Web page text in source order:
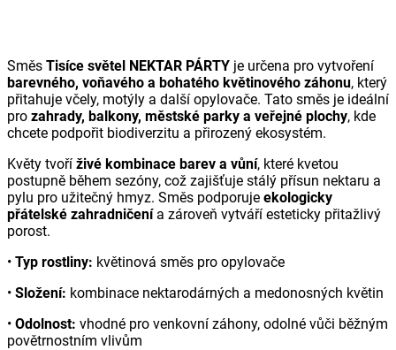
Směs Tisíce světel NEKTAR PÁRTY je určena pro vytvoření
barevného, voňavého a bohatého květinového záhonu, který
přitahuje včely, motýly a další opylovače. Tato směs je ideální
pro zahrady, balkony, městské parky a veřejné plochy, kde
chcete podpořit biodiverzitu a přirozený ekosystém.
Květy tvoří živé kombinace barev a vůní, které kvetou
postupně během sezóny, což zajišťuje stálý přísun nektaru a
pylu pro užitečný hmyz. Směs podporuje ekologicky
přátelské zahradničenía zároveň vytváří esteticky přitažlivý
porost.
• Typ rostliny: květinová směs pro opylovače
• Složení: kombinace nektarodárných a medonosných květin
• Odolnost: vhodné pro venkovní záhony, odolné vůči běžným
povětrnostním vlivům